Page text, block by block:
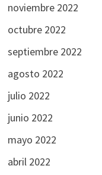
noviembre 2022
octubre 2022
septiembre 2022
agosto 2022
julio 2022
junio 2022
mayo 2022
abril 2022